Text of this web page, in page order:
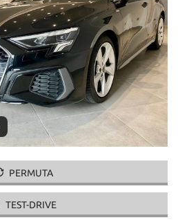
PERMUTA
TEST-DRIVE